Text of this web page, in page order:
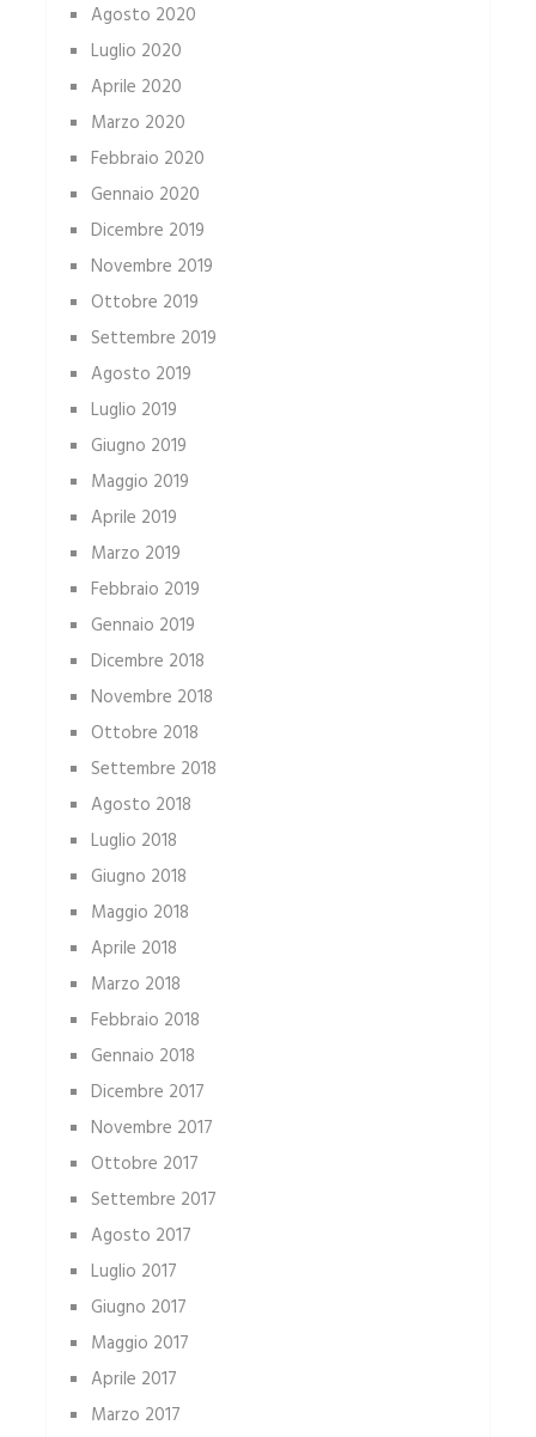
Agosto 2020
Luglio 2020
Aprile 2020
Marzo 2020
Febbraio 2020
Gennaio 2020
Dicembre 2019
Novembre 2019
Ottobre 2019
Settembre 2019
Agosto 2019
Luglio 2019
Giugno 2019
Maggio 2019
Aprile 2019
Marzo 2019
Febbraio 2019
Gennaio 2019
Dicembre 2018
Novembre 2018
Ottobre 2018
Settembre 2018
Agosto 2018
Luglio 2018
Giugno 2018
Maggio 2018
Aprile 2018
Marzo 2018
Febbraio 2018
Gennaio 2018
Dicembre 2017
Novembre 2017
Ottobre 2017
Settembre 2017
Agosto 2017
Luglio 2017
Giugno 2017
Maggio 2017
Aprile 2017
Marzo 2017